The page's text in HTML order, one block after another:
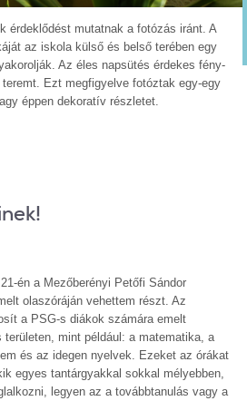
érdeklődést mutatnak a fotózás iránt. A
az iskola külső és belső terében egy
Az éles napsütés érdekes fény-
Ezt megfigyelve fotóztak egy-egy
éppen dekoratív részletet.
én a Mezőberényi Petőfi Sándor
olaszóráján vehettem részt. Az
a PSG-s diákok számára emelt
mint például: a matematika, a
és az idegen nyelvek. Ezeket az órákat
egyes tantárgyakkal sokkal mélyebben,
legyen az a továbbtanulás vagy a